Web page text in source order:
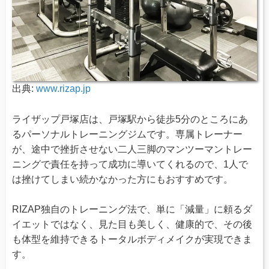
出典: www.rizap.jp
ライザップ戸塚店は、戸塚駅から徒歩5分のところにあ
るパーソナルトレーニングジムです。専属トレーナー
が、途中で挫折させない二人三脚のマンツーマントレー
ニングで責任を持って成功に導いてくれるので、1人で
は挫けてしまい続かなかった方にもおすすめです。
RIZAP独自のトレーニング法で、単に「減量」に頼るダ
イエットではなく、見た目も美しく、健康的で、その後
も体型を維持できるトータルボディメイクが実現できま
す。